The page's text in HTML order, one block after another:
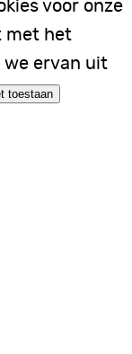
voor onze
met het
we ervan uit
toestaan